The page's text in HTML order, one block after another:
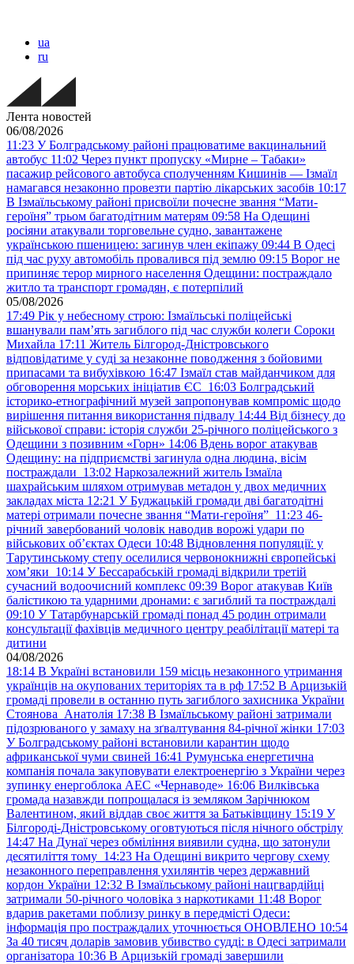
ua
ru
Лента новостей
06/08/2026
11:23 У Болградському районі працюватиме вакцинальний
автобус 11:02 Через пункт пропуску «Мирне – Табаки»
пасажир рейсового автобуса сполученням Кишинів — Ізмаїл
намагався незаконно провезти партію лікарських засобів 10:17
В Ізмаїльському районі присвоїли почесне звання “Мати-
героїня” трьом багатодітним матерям 09:58 На Одещині
росіяни атакували торговельне судно, завантажене
українською пшеницею: загинув член екіпажу 09:44 В Одесі
під час руху автомобіль провалився під землю 09:15 Ворог не
припиняє терор мирного населення Одещини: постраждало
житло та транспорт громадян, є потерпілий
05/08/2026
17:49 Рік у небесному строю: Ізмаїльські поліцейські
вшанували пам’ять загиблого під час служби колеги Сороки
Михайла 17:11 Житель Білгород-Дністровського
відповідатиме у суді за незаконне поводження з бойовими
припасами та вибухівкою 16:47 Ізмаїл став майданчиком для
обговорення морських ініціатив ЄС 16:03 Болградський
історико-етнографічний музей запропонував компроміс щодо
вирішення питання використання підвалу 14:44 Від бізнесу до
військової справи: історія служби 25-річного поліцейського з
Одещини з позивним «Горн» 14:06 Вдень ворог атакував
Одещину: на підприємстві загинула одна людина, вісім
постраждали 13:02 Наркозалежний житель Ізмаїла
шахрайським шляхом отримував метадон у двох медичних
закладах міста 12:21 У Буджацькій громади дві багатодітні
матері отримали почесне звання “Мати-героїня” 11:23 46-
річний завербований чоловік наводив ворожі удари по
військових обʼєктах Одеси 10:48 Відновлення популяції: у
Тарутинському степу оселилися червонокнижні європейські
хом’яки 10:14 У Бессарабській громаді відкрили третій
сучасний водоочисний комплекс 09:39 Ворог атакував Київ
балістикою та ударними дронами: є загиблий та постраждалі
09:10 У Татарбунарській громаді понад 45 родин отримали
консультації фахівців медичного центру реабілітації матері та
дитини
04/08/2026
18:14 В Україні встановили 159 місць незаконного утримання
українців на окупованих територіях та в рф 17:52 В Арцизькій
громаді провели в останню путь загиблого захисника України
Стоянова Анатолія 17:38 В Ізмаїльському районі затримали
підозрюваного у замаху на зґвалтування 84-річної жінки 17:03
У Болградському районі встановили карантин щодо
африканської чуми свиней 16:41 Румунська енергетична
компанія почала закуповувати електроенергію з України через
зупинку енергоблока АЕС «Чернаводе» 16:06 Вилківська
громада назавжди попрощалася із земляком Зарічнюком
Валентином, який віддав своє життя за Батьківщину 15:19 У
Білгороді-Дністровському оговтуються після нічного обстрілу
14:47 На Дунаї через обміління виявили судна, що затонули
десятиліття тому 14:23 На Одещині викрито чергову схему
незаконного переправлення ухилянтів через державний
кордон України 12:32 В Ізмаїльському районі нацгвардійці
затримали 50-річного чоловіка з наркотиками 11:48 Ворог
вдарив ракетами поблизу ринку в передмісті Одеси:
інформація про постраждалих уточнюється ОНОВЛЕНО 10:54
За 40 тисяч доларів замовив убивство судді: в Одесі затримали
організатора 10:36 В Арцизькій громаді завершили